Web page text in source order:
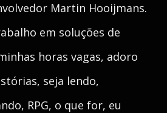
Martin Hooijmans.
em soluções de
horas vagas, adoro
seja lendo,
RPG, o que for, eu